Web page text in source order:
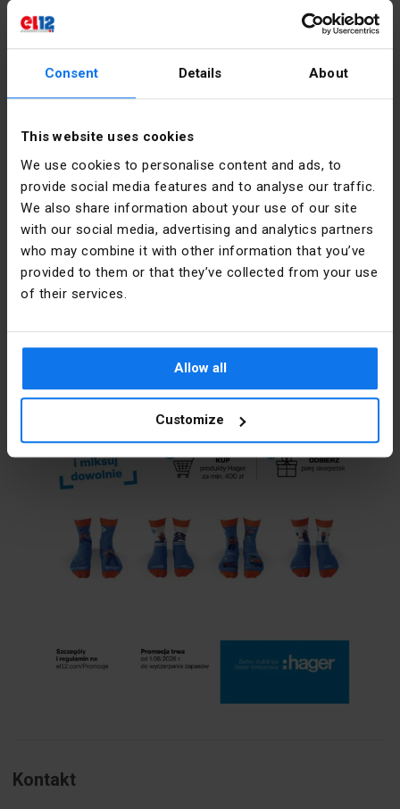
Consent Details About
This website uses cookies
We use cookies to personalise content and ads, to
provide social media features and to analyse our traffic.
We also share information about your use of our site
with our social media, advertising and analytics partners
who may combine it with other information that you’ve
provided to them or that they’ve collected from your use
of their services.
Allow all
Customize
a Uczestnik powinien ustalić we własnym
zakresie jego sytuację prawno-podatkową.
https://go.hager.com/pl-FazaNaStyl
Zobacz produkty
Kontakt